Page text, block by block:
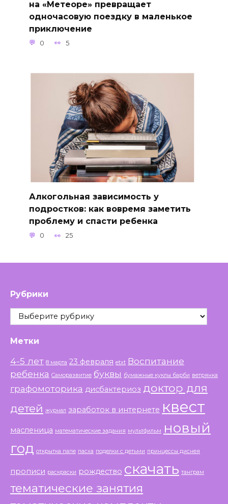
на «Метеоре» превращает
одночасовую поездку в маленькое
приключение
0 5
Алкогольная зависимость у
подростков: как вовремя заметить
проблему и спасти ребенка
0 25
Рубрики
Рубрики
Метки
4-5 лет 8 марта 23 февраля etxt Воспитание
ребенка Саморазвитие буквы бумажные куклы барби ветрянка
графомоторика дисбактериоз доктор для
детей журнал заработок в интернете квест
масленица математические задания мультфильм
новый
год открытка папе пасха поделки с детьми принцессы диснея
прописи раскраски рождество скачать танграм
тематические занятия